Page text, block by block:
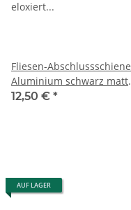
Fliesen-Abschlussschiene
Aluminium schwarz matt
eloxiert 8mm 2,5m
12,50 € *
AUF LAGER